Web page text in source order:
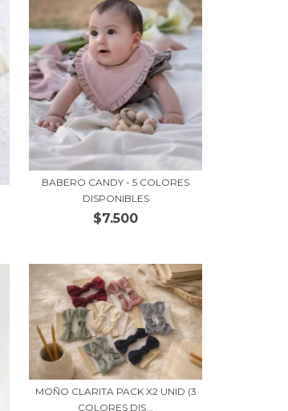
BABERO CANDY - 5 COLORES
DISPONIBLES
$7.500
MOÑO CLARITA PACK X2 UNID (3
COLORES DIS...